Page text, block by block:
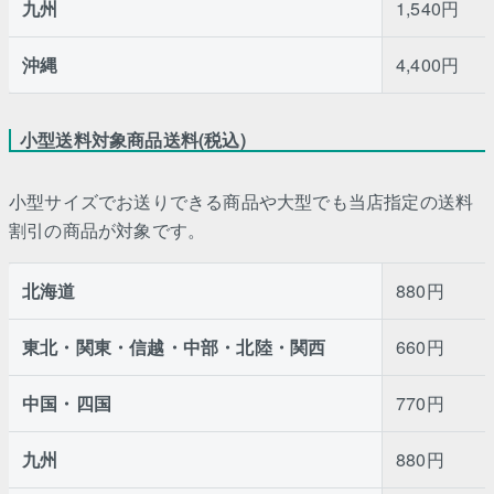
九州 1,540円
沖縄 4,400円
小型送料対象商品送料(税込)
小型サイズでお送りできる商品や大型でも当店指定の送料
割引の商品が対象です。
北海道 880円
東北・関東・信越・中部・北陸・関西 660円
中国・四国 770円
九州 880円